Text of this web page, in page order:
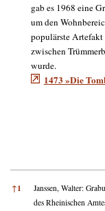
gab es 1968 eine
um den
populärste Artefakt
zwischen
wurde.
1473 »Die
References
↑1
Janssen, Walter:
des Rheinischen